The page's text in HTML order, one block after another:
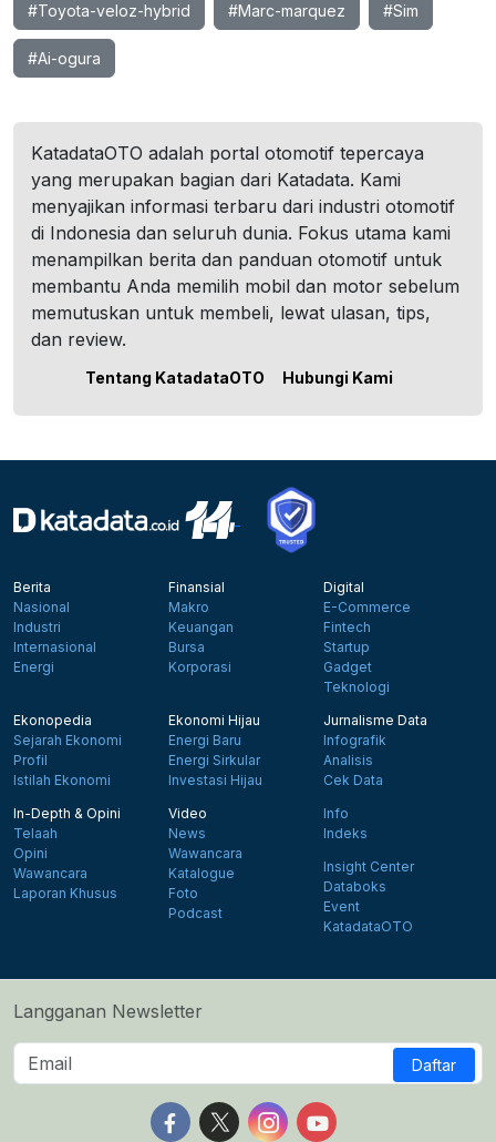
#Toyota-veloz-hybrid #Marc-marquez #Sim
#Ai-ogura
KatadataOTO adalah portal otomotif tepercaya
yang merupakan bagian dari Katadata. Kami
menyajikan informasi terbaru dari industri otomotif
di Indonesia dan seluruh dunia. Fokus utama kami
menampilkan berita dan panduan otomotif untuk
membantu Anda memilih mobil dan motor sebelum
memutuskan untuk membeli, lewat ulasan, tips,
dan review.
Tentang KatadataOTO Hubungi Kami
Berita
Nasional
Industri
Internasional
Energi
Finansial
Makro
Keuangan
Bursa
Korporasi
Digital
E-Commerce
Fintech
Startup
Gadget
Teknologi
Ekonopedia
Sejarah Ekonomi
Profil
Istilah Ekonomi
Ekonomi Hijau
Energi Baru
Energi Sirkular
Investasi Hijau
Jurnalisme Data
Infografik
Analisis
Cek Data
In-Depth & Opini
Telaah
Opini
Wawancara
Laporan Khusus
Video
News
Wawancara
Katalogue
Foto
Podcast
Info
Indeks
Insight Center
Databoks
Event
KatadataOTO
Langganan Newsletter
Daftar
Follow us on Facebook
Follow us on X
Follow us on Instagram
Follow us on